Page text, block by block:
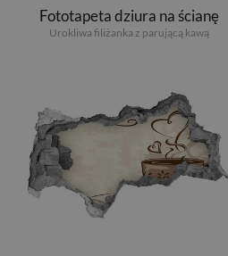
Fototapeta dziura na ścianę
Urokliwa filiżanka z parującą kawą